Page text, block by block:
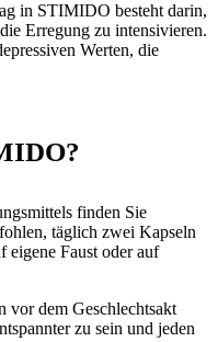
in STIMIDO besteht darin,
Erregung zu intensivieren.
Werten, die
finden Sie
täglich zwei Kapseln
eigene Faust oder auf
dem Geschlechtsakt
zu sein und jeden